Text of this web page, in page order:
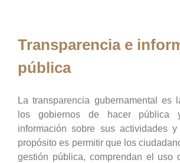
Transparencia e
pública
La transparencia gubernamental es
los gobiernos de hacer pública
información sobre sus actividades
propósito es permitir que los
gestión pública, comprendan el uso